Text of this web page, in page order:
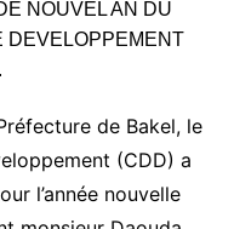
de Bakel, le
(CDD) a
l’année nouvelle